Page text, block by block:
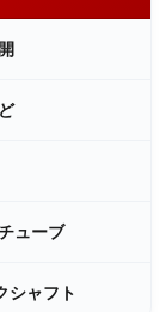
ューブ
シャフト